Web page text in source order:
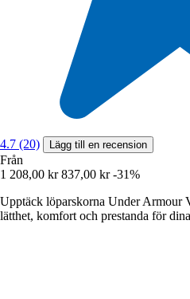
4.7 (20) Lägg till en recension
Från
1 208,00 kr 837,00 kr -31%
Upptäck löparskorna Under Armour
lätthet, komfort och prestanda för